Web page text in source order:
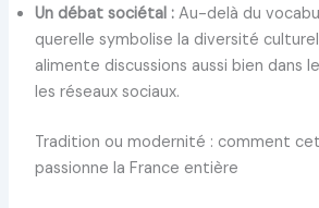
Un débat sociétal : Au-delà du
querelle symbolise la diversité
alimente discussions aussi bien dans
les réseaux sociaux.
Tradition ou modernité : comment
passionne la France entière